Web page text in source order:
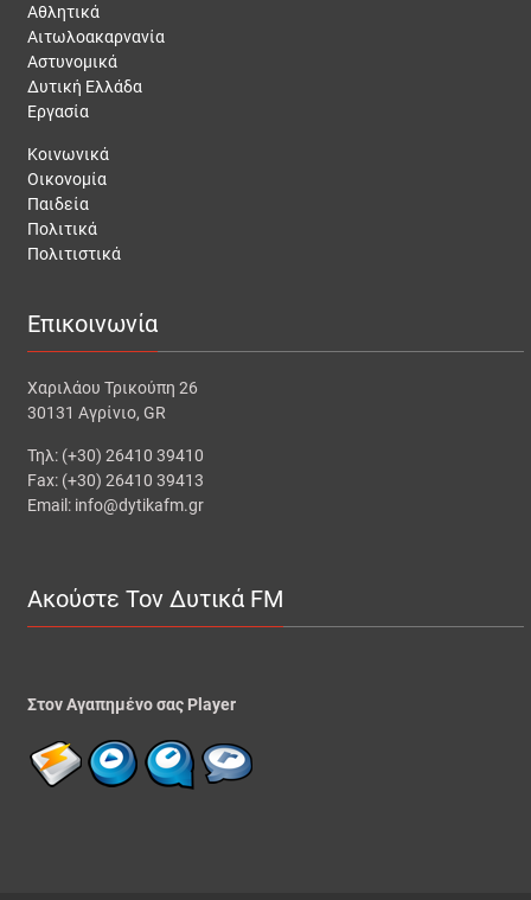
Αθλητικά
Αιτωλοακαρνανία
Αστυνομικά
Δυτική Ελλάδα
Εργασία
Κοινωνικά
Οικονομία
Παιδεία
Πολιτικά
Πολιτιστικά
Επικοινωνία
Χαριλάου Τρικούπη 26
30131 Αγρίνιο, GR
Τηλ: (+30) 26410 39410
Fax: (+30) 26410 39413
Email: info@dytikafm.gr
Ακούστε Τον Δυτικά FM
Στον Αγαπημένο σας Player